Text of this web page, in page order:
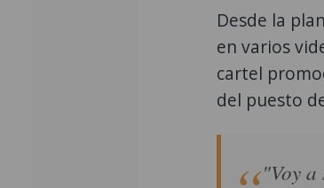
Desde la
en varios
cartel
del puesto
"Voy